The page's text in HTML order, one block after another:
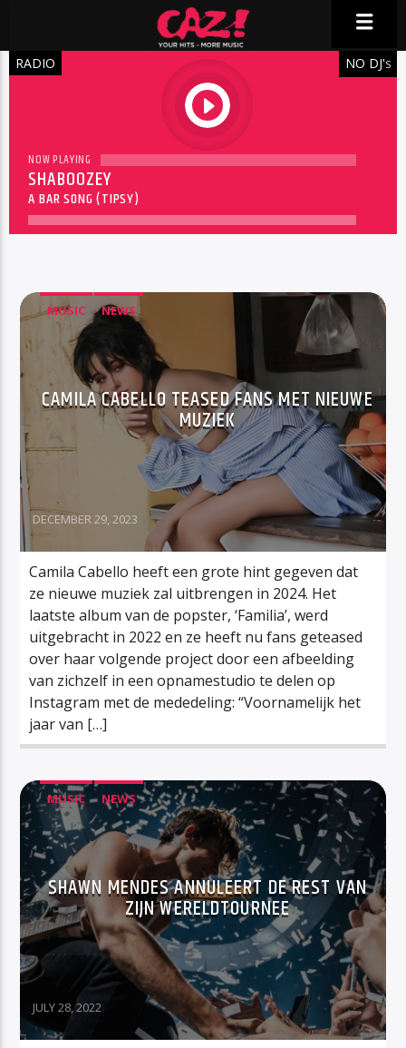
RADIO
play
NO DJ'S
NOW PLAYING
SHABOOZEY
A BAR SONG (TIPSY)
MUSIC NEWS
CAMILA CABELLO TEASED FANS MET NIEUWE
MUZIEK
DECEMBER 29, 2023
Camila Cabello heeft een grote hint gegeven dat
ze nieuwe muziek zal uitbrengen in 2024. Het
laatste album van de popster, ‘Familia’, werd
uitgebracht in 2022 en ze heeft nu fans geteased
over haar volgende project door een afbeelding
van zichzelf in een opnamestudio te delen op
Instagram met de mededeling: “Voornamelijk het
jaar van […]
MUSIC NEWS
SHAWN MENDES ANNULEERT DE REST VAN
ZIJN WERELDTOURNEE
JULY 28, 2022